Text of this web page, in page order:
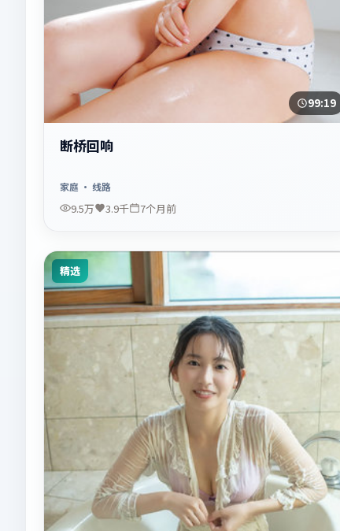
99:19
断桥回响
家庭 · 线路
9.5万 3.9千 7个月前
精选